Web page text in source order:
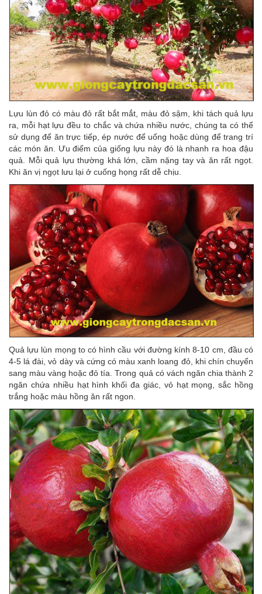
Lựu lùn đỏ có màu đỏ rất bắt mắt, màu đỏ sậm, khi tách quả lựu
ra, mỗi hạt lựu đều to chắc và chứa nhiều nước, chúng ta có thể
sử dụng để ăn trực tiếp, ép nước để uống hoặc dùng để trang trí
các món ăn. Ưu điểm của giống lựu này đó là nhanh ra hoa đậu
quả. Mỗi quả lựu thường khá lớn, cầm nặng tay và ăn rất ngọt.
Khi ăn vị ngọt lưu lại ở cuống họng rất dễ chịu.
Quả lựu lùn mọng to có hình cầu với đường kính 8-10 cm, đầu có
4-5 lá đài, vỏ dày và cứng có màu xanh loang đỏ, khi chín chuyển
sang màu vàng hoặc đỏ tía. Trong quả có vách ngăn chia thành 2
ngăn chứa nhiều hạt hình khối đa giác, vỏ hạt mọng, sắc hồng
trắng hoặc màu hồng ăn rất ngon.